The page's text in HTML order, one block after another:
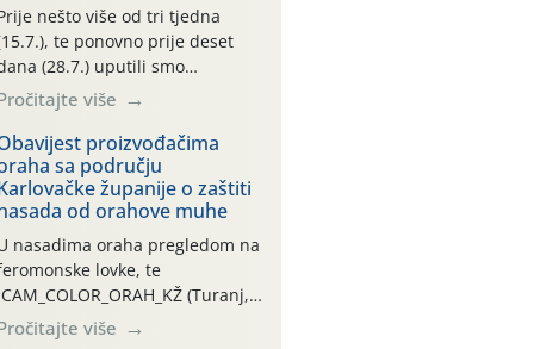
06.7.)! Na početku ovog
je zabilježeno je
i ekstremno vruće
razdoblje, uz
temperature […]
nešto više od tri tjedna
te ponovno prije deset
(28.7.) uputili smo
vlasnicima plantažnih
nasada oraha i pojedinačnih
o početku leta i
potrebi usmjerenog
orahove muhe
completa)! Već
dana traje drugi
“toplinski udar”, koji
naročito izražen zadnja šest
(31.7.-05.8.), jer najviše
zraka svakodnevno
više
proizvođačima
sa području
županije o zaštiti
od orahove muhe
nasadima oraha pregledom na
lovke, te
CAM_COLOR_ORAH_KŽ (Turanj,
zabilježena je mala
više